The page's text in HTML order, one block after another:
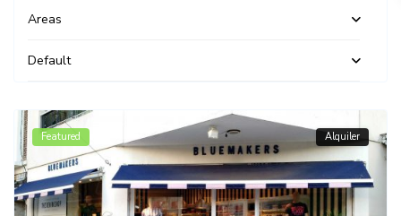
Areas
Default
Featured Alquiler